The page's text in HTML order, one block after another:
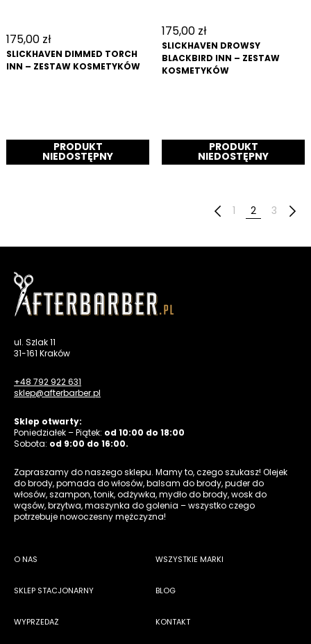
175,00 zł
SLICKHAVEN DIMMED TORCH
INN – ZESTAW KOSMETYKÓW
DODAJ DO KOSZYKA
175,00 zł
SLICKHAVEN DROWSY
BLACKBIRD INN – ZESTAW
KOSMETYKÓW
DODAJ DO KOSZYKA
1 2 3
ul. Szlak 11
31-161 Kraków
+48 792 922 631
sklep@afterbarber.pl
Sklep otwarty:
Poniedziałek – Piątek: od 10:00 do 18:00
Sobota: od 9:00 do 16:00.
Zapraszamy do naszego sklepu. Mamy to, czego szukasz! Olejek
do brody, pomada do włosów, balsam do brody, puder do
włosów, szampon, tonik, odżywka, mydło do brody, wosk do
wąsów, brzytwa, maszynka do golenia – wszystko czego
potrzebuje nowoczesny mężczyzna!
O NAS WSZYSTKIE MARKI
SKLEP STACJONARNY BLOG
WYPRZEDAŻ KONTAKT